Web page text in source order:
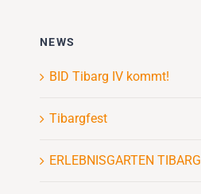
NEWS
BID Tibarg IV kommt!
Tibargfest
ERLEBNISGARTEN TIBARG